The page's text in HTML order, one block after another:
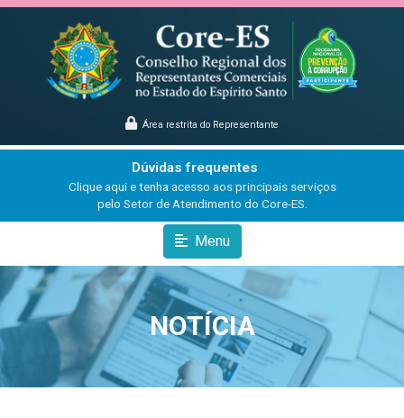
Área restrita do Representante
Dúvidas frequentes
Clique aqui e tenha acesso aos principais serviços
pelo Setor de Atendimento do Core-ES.
Menu
NOTÍCIA